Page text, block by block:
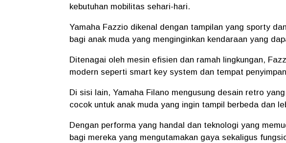
kebutuhan mobilitas sehari-hari.
Yamaha Fazzio dikenal dengan tampilan yang sporty
bagi anak muda yang menginginkan kendaraan yang
Ditenagai oleh mesin efisien dan ramah lingkungan,
modern seperti smart key system dan tempat
Di sisi lain, Yamaha Filano mengusung desain retro
cocok untuk anak muda yang ingin tampil berbeda dan
Dengan performa yang handal dan teknologi yang
bagi mereka yang mengutamakan gaya sekaligus